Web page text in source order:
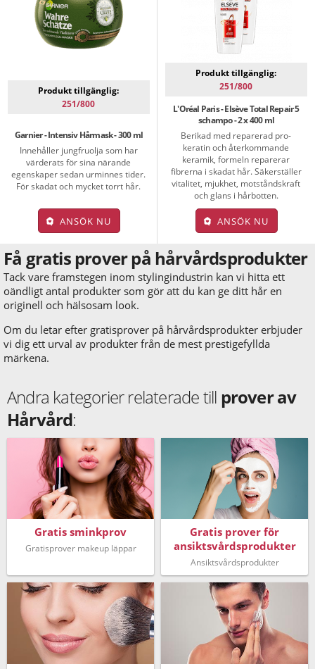
Produkt tillgänglig:
251/800
Garnier - Intensiv Hårmask - 300 ml
Innehåller jungfruolja som har
värderats för sina närande
egenskaper sedan urminnes tider.
För skadat och mycket torrt hår.
ANSÖK NU
Produkt tillgänglig:
251/800
L'Oréal Paris - Elsève Total Repair 5
schampo - 2 x 400 ml
Berikad med reparerad pro-
keratin och återkommande
keramik, formeln reparerar
fibrerna i skadat hår. Säkerställer
vitalitet, mjukhet, motståndskraft
och glans i hårbotten.
ANSÖK NU
Få gratis prover på hårvårdsprodukter
Tack vare framstegen inom stylingindustrin kan vi hitta ett
oändligt antal produkter som gör att du kan ge ditt hår en
originell och hälsosam look.
Om du letar efter gratisprover på hårvårdsprodukter erbjuder
vi dig ett urval av produkter från de mest prestigefyllda
märkena.
Andra kategorier relaterade till prover av
Hårvård:
Gratis sminkprov
Gratisprover makeup läppar
Gratis prover för
ansiktsvårdsprodukter
Ansiktsvårdsprodukter